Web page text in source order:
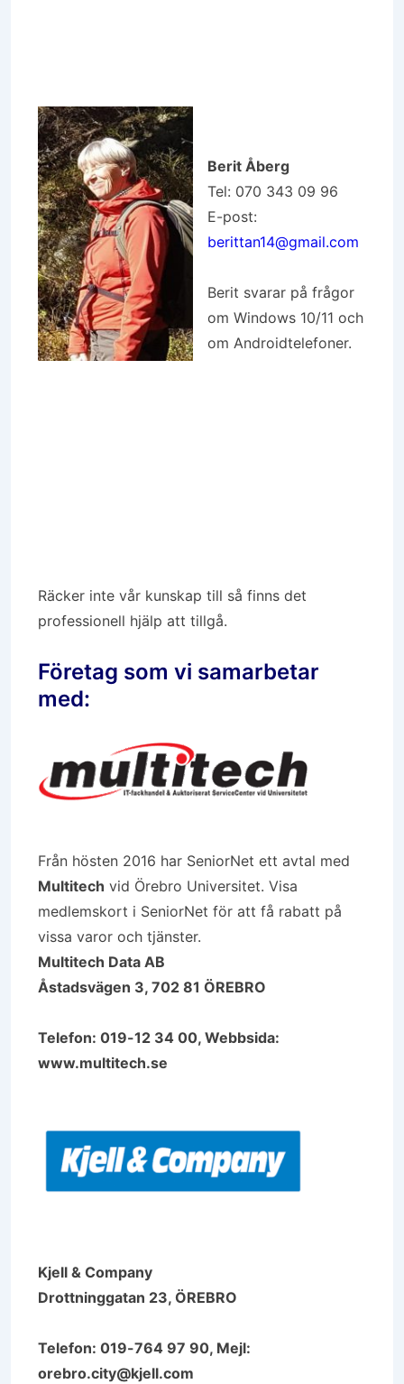
Berit Åberg
Tel: 070 343 09 96
E-post:
berittan14@gmail.com
Berit svarar på frågor
om Windows 10/11 och
om Androidtelefoner.
Räcker inte vår kunskap till så finns det
professionell hjälp att tillgå.
Företag som vi samarbetar
med:
Från hösten 2016 har SeniorNet ett avtal med
Multitech vid Örebro Universitet. Visa
medlemskort i SeniorNet för att få rabatt på
vissa varor och tjänster.
Multitech Data AB
Åstadsvägen 3, 702 81 ÖREBRO
Telefon: 019-12 34 00, Webbsida:
www.multitech.se
Kjell & Company
Drottninggatan 23, ÖREBRO
Telefon: 019-764 97 90, Mejl:
orebro.city@kjell.com